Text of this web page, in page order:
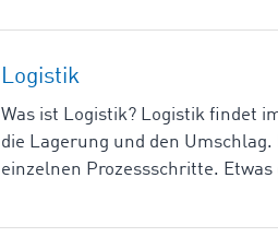
Logistik
Was ist Logistik? Logistik findet
die Lagerung und den
einzelnen Prozessschritte.